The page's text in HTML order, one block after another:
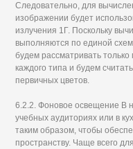
Следовательно, для
изображении будет
излучения 1Г. Поскольку
выполняются по единой
будем рассматривать
каждого типа и будем
первичных цветов.
6.2.2. Фоновое освещение В
учебных аудиториях или в
таким образом, чтобы
пространству. Чаще всего